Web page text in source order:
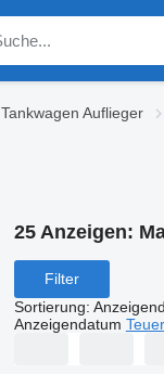
Tankwagen Auflieger
25 Anzeigen:
Filter
Sortierung:
Anzeigendatum